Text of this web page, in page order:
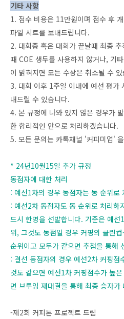
기타 사항
1. 접수 비용은 11만원이며 접수 후
파일 시트를 보내드립니다.
2. 대회중 혹은 대회가 끝날때 최종
때 COE 생두를 사용하지 않거나, 기
이 밝혀지면 모든 수상은 취소될 수
3. 대회 이후 1주일 이내에 예선 평가
내드릴 수 있습니다.
4. 본 규정에 나와 있지 않은 경우가
한 합리적인 안으로 처리하겠습니다.
5. 모든 문의는 카톡채널 '커피미업'
* 24년10월15일 추가 규정
동점자에 대한 처리
: 예선1차의 경우 동점자는 동 순위로
: 예선2차 동점자도 동 순위로 처리
드시 한명을 선발합니다. 기준은 예
위, 그것도 동점일 경우 커핑의 클린
순위이고 모두가 같으면 추첨을 통해
: 결선 동점자의 경우 예선2차 커핑점
것도 같으면 예선1차 커핑점수가 높
면 브루잉 재대결을 통해 최종 승자가
-제2회 커피톤 프로젝트 드림